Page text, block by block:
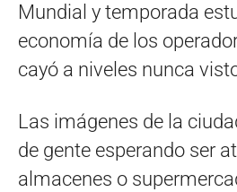
Mundial y temporada
economía de los
cayó a niveles nunca
Las imágenes de la
de gente esperando ser
almacenes o